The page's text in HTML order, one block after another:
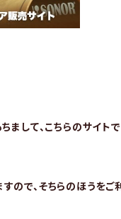
して、こちらのサイト
ので、そちらのほうをご